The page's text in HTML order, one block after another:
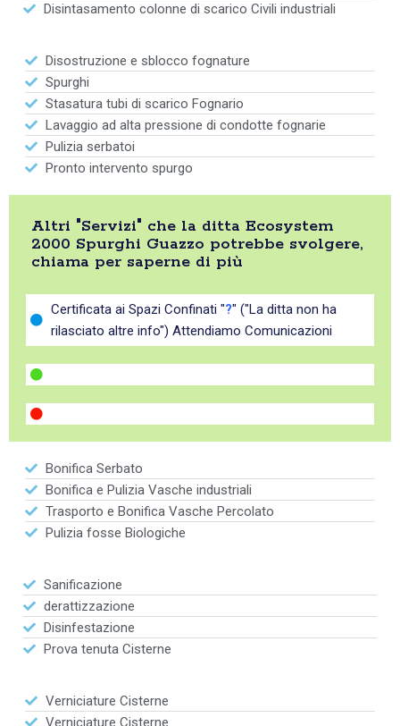
Disintasamento colonne di scarico Civili industriali
Disostruzione e sblocco fognature
Spurghi
Stasatura tubi di scarico Fognario
Lavaggio ad alta pressione di condotte fognarie
Pulizia serbatoi
Pronto intervento spurgo
Altri "Servizi" che la ditta Ecosystem
2000 Spurghi Guazzo potrebbe svolgere,
chiama per saperne di più
Certificata ai Spazi Confinati "?" ("La ditta non ha
rilasciato altre info") Attendiamo Comunicazioni
Bonifica Serbato
Bonifica e Pulizia Vasche industriali
Trasporto e Bonifica Vasche Percolato
Pulizia fosse Biologiche
Sanificazione
derattizzazione
Disinfestazione
Prova tenuta Cisterne
Verniciature Cisterne
Verniciature Cisterne